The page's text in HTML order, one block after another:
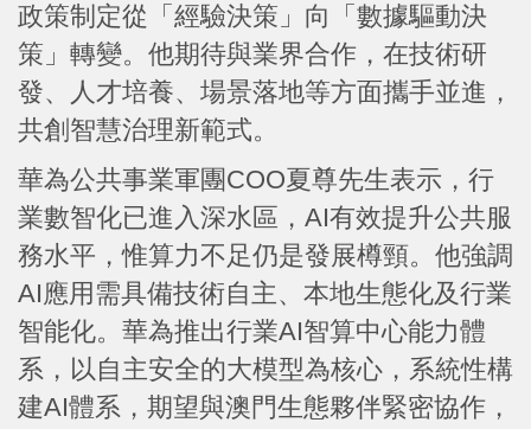
政策制定從「經驗決策」向「數據驅動決
策」轉變。他期待與業界合作，在技術研
發、人才培養、場景落地等方面攜手並進，
共創智慧治理新範式。
華為公共事業軍團COO夏尊先生表示，行
業數智化已進入深水區，AI有效提升公共服
務水平，惟算力不足仍是發展樽頸。他強調
AI應用需具備技術自主、本地生態化及行業
智能化。華為推出行業AI智算中心能力體
系，以自主安全的大模型為核心，系統性構
建AI體系，期望與澳門生態夥伴緊密協作，